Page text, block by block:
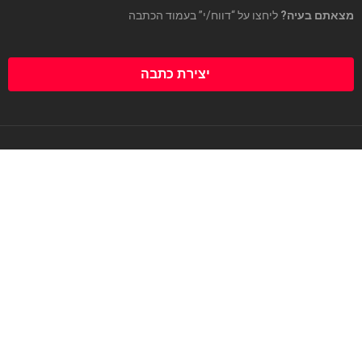
מצאתם בעיה? ליחצו על “דווח/י” בעמוד הכתבה
יצירת כתבה